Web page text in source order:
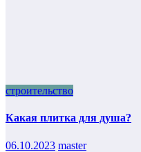
строительство
Какая плитка для душа?
06.10.2023 master